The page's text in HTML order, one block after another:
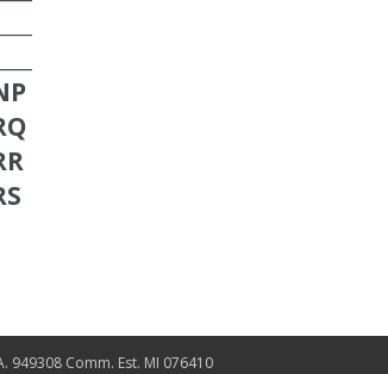
949308 Comm. Est. MI 076410